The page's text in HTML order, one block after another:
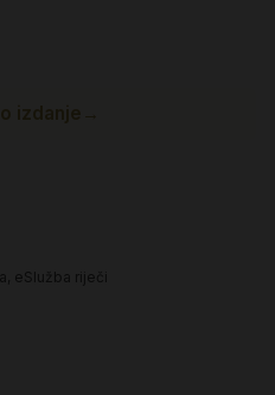
eSlužba riječi